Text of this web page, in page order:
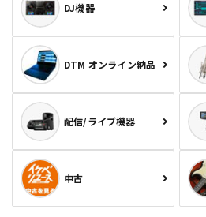
DJ機器
DTM オンライン納品
配信/ライブ機器
中古